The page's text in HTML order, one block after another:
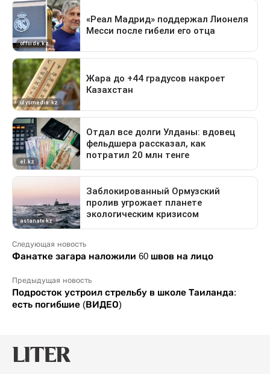
Следующая новость
Фанатке загара наложили 60 швов на лицо
Предыдущая новость
Подросток устроил стрельбу в школе Таиланда:
есть погибшие (ВИДЕО)